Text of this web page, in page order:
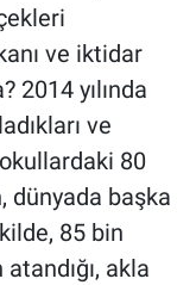
ve iktidar
2014 yılında
ve
80
dünyada başka
85 bin
akla